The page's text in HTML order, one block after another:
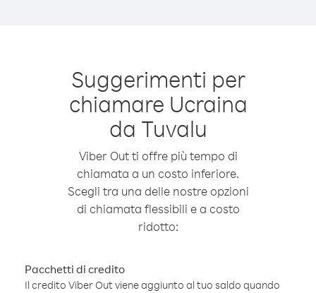
Suggerimenti per
chiamare Ucraina
da Tuvalu
Viber Out ti offre più tempo di
chiamata a un costo inferiore.
Scegli tra una delle nostre opzioni
di chiamata flessibili e a costo
ridotto:
Pacchetti di credito
Il credito Viber Out viene aggiunto al tuo saldo quando